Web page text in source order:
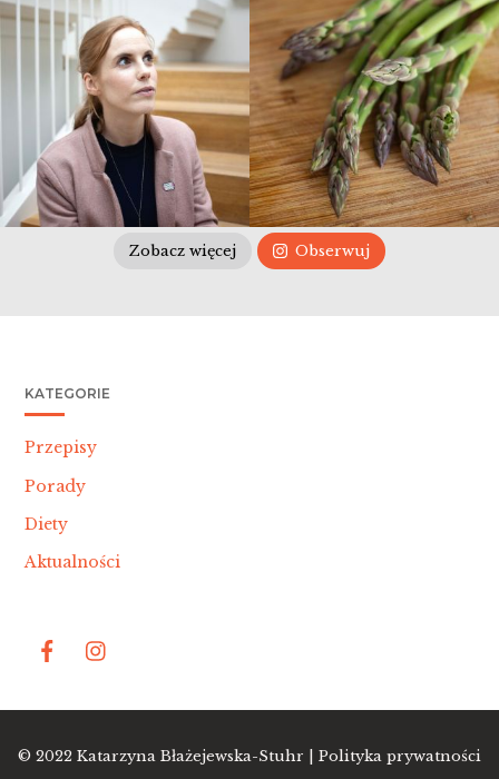
Zobacz więcej Obserwuj
To
KATEGORIE
Przepisy
Porady
Diety
Aktualności
© 2022 Katarzyna Błażejewska-Stuhr | Polityka prywatności